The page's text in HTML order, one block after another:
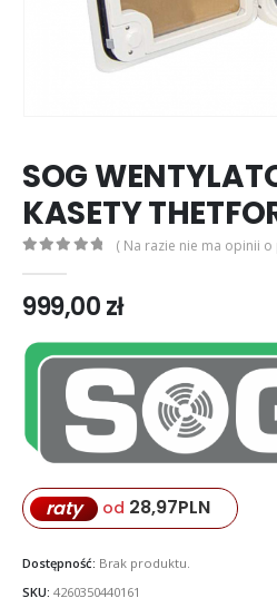
SOG
KASETY
( Na razie nie ma opinii
999,00zł
raty od 28,97PLN
Dostępność: Brak produktu.
SKU: 4260350440161